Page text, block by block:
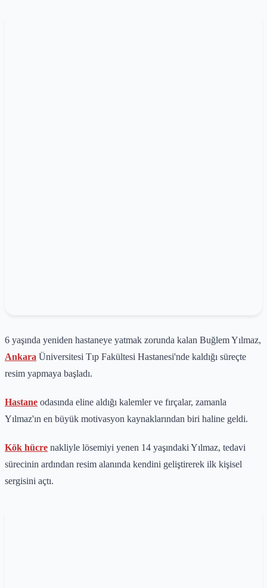
6 yaşında yeniden hastaneye yatmak zorunda kalan Buğlem Yılmaz,
Ankara Üniversitesi Tıp Fakültesi Hastanesi'nde kaldığı süreçte
resim yapmaya başladı.
Hastane odasında eline aldığı kalemler ve fırçalar, zamanla
Yılmaz'ın en büyük motivasyon kaynaklarından biri haline geldi.
Kök hücre nakliyle lösemiyi yenen 14 yaşındaki Yılmaz, tedavi
sürecinin ardından resim alanında kendini geliştirerek ilk kişisel
sergisini açtı.